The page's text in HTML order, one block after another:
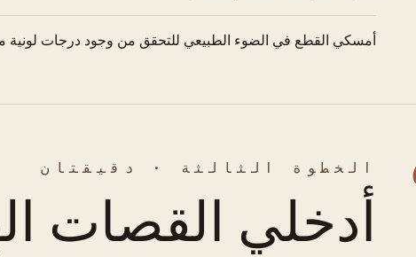
أمسكي القطع في الضوء الطبيعي للتحقق من وجود درجات لونية
الخطوة الثالثة · دقيقتان
أدخلي القصات